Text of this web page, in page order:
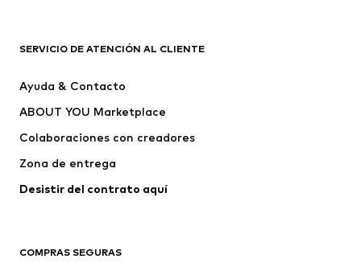
Camisetas
Jeans
Pantalones
Ropa interior
Jerséis y cárdigans
Trajes y chaquetas
Ropa de baño
SERVICIO DE ATENCIÓN AL CLIENTE
Ayuda & Contacto
ABOUT YOU Marketplace
Colaboraciones con creadores
Zona de entrega
Desistir del contrato aquí
COMPRAS SEGURAS